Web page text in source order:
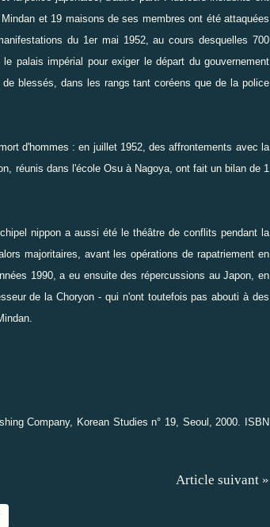
et 19 maisons de ses membres ont été attaquées
du 1er mai 1952, au cours desquelles 700
palais impérial pour exiger le départ du gouvernement
blessés, dans les rangs tant coréens que de la police
d'hommes : en juillet 1952, des affrontements avec la
réunis dans l'école Osu à Nagoya, ont fait un bilan de 1
nippon a aussi été le théâtre de conflits pendant la
majoritaires, avant les opérations de rapatriement en
1990, a eu ensuite des répercussions au Japon, en
de la Choryon - qui n'ont toutefois pas abouti à des
Company, Korean Studies n° 19, Seoul, 2000. ISBN
Article suivant »